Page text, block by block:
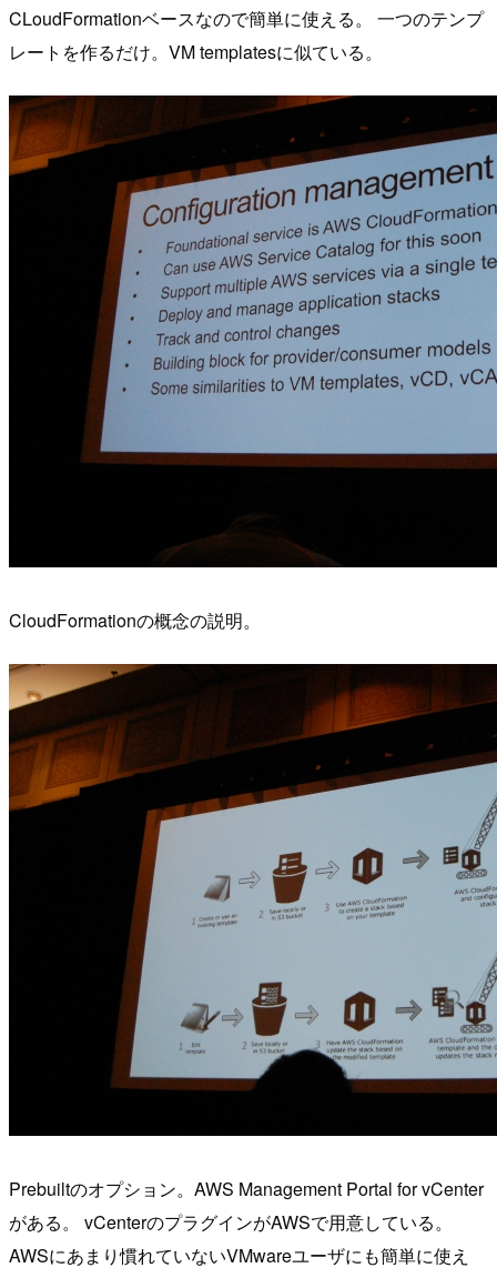
CLoudFormationベースなので簡単に使える。 一つのテンプ
レートを作るだけ。VM templatesに似ている。
CloudFormationの概念の説明。
Prebuiltのオプション。AWS Management Portal for vCenter
がある。 vCenterのプラグインがAWSで用意している。
AWSにあまり慣れていないVMwareユーザにも簡単に使え